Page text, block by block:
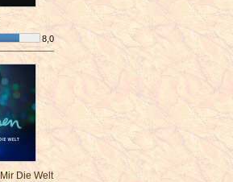
8,0
Die Welt